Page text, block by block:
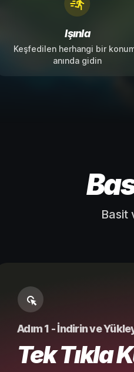
Işınla
Keşfedilen herhangi bir
anında gidin
Basit
Adım 1 - İndirin ve
Tek Tıkla